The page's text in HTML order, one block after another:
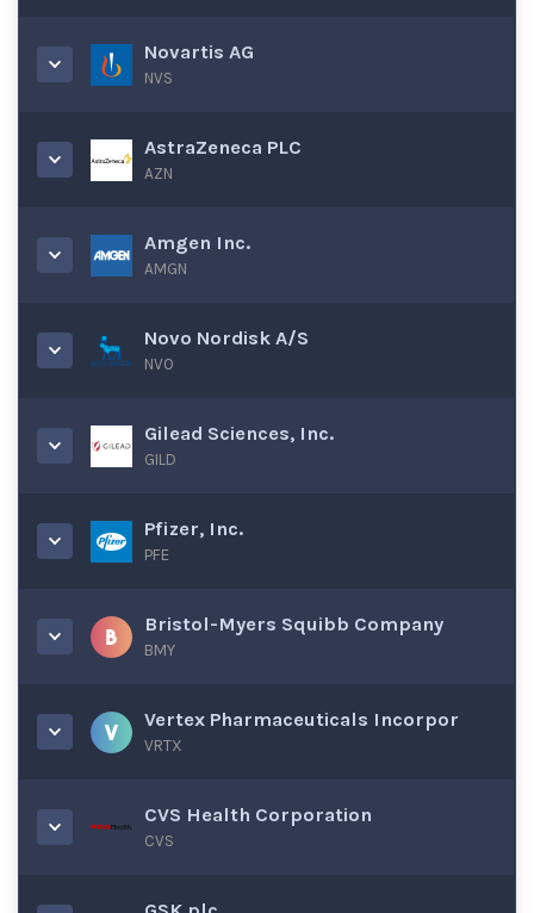
Novartis AG
NVS
AstraZeneca PLC
AZN
Amgen Inc.
AMGN
Novo Nordisk A/S
NVO
Gilead Sciences, Inc.
GILD
Pfizer, Inc.
PFE
Bristol-Myers Squibb Company
BMY
Vertex Pharmaceuticals Incorpor
VRTX
CVS Health Corporation
CVS